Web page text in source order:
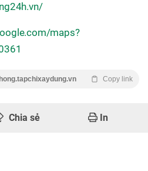
maps?
Copy link
Chia sẻ In